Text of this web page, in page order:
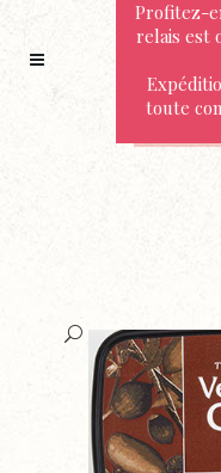
Profitez-
relais est
toute